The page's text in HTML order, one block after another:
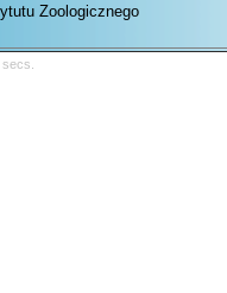
Zoologicznego